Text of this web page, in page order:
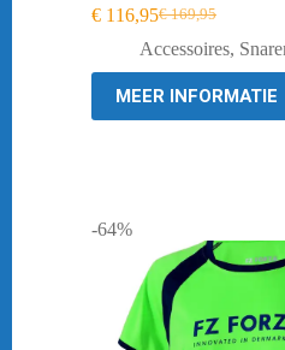
€169,95
Oorspronkelijke
prijs
€ 169,95.
€ 116,95Huidige
prijs
€ 116,95.
Accessoires,
MEER INFORMATIE
-64%